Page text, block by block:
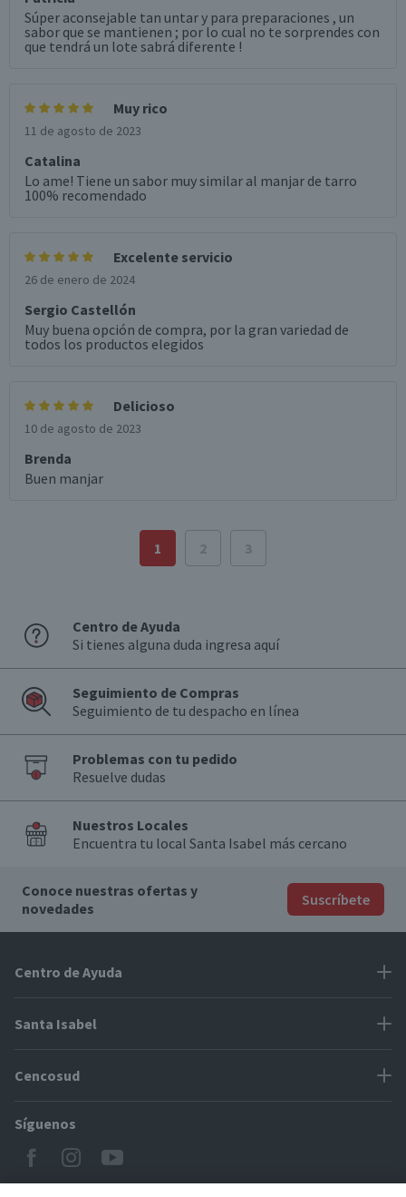
Súper aconsejable tan untar y para preparaciones , un
sabor que se mantienen ; por lo cual no te sorprendes con
que tendrá un lote sabrá diferente !
Muy rico
11 de agosto de 2023
Catalina
Lo ame! Tiene un sabor muy similar al manjar de tarro
100% recomendado
Excelente servicio
26 de enero de 2024
Sergio Castellón
Muy buena opción de compra, por la gran variedad de
todos los productos elegidos
Delicioso
10 de agosto de 2023
Brenda
Buen manjar
1 2 3
Centro de Ayuda
Si tienes alguna duda ingresa aquí
Seguimiento de Compras
Seguimiento de tu despacho en línea
Problemas con tu pedido
Resuelve dudas
Nuestros Locales
Encuentra tu local Santa Isabel más cercano
Conoce nuestras ofertas y
novedades
Suscríbete
Centro de Ayuda
Problemas con tu pedido
Modos de entrega y cobertura
Locales Santa Isabel
Cómo comprar en SantaIsabel.cl
Santa Isabel
Proveedores
Cencosud
Paris
Jumbo
Síguenos